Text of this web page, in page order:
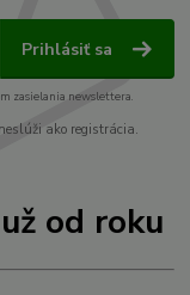
Prihlásiť sa
zasielania newslettera.
ako registrácia.
od roku